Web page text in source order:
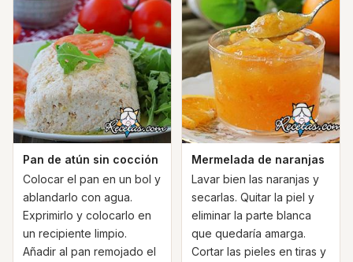
Pan de atún sin cocción
Colocar el pan en un bol y
ablandarlo con agua.
Exprimirlo y colocarlo en
un recipiente limpio.
Añadir al pan remojado el
Mermelada de naranjas
Lavar bien las naranjas y
secarlas. Quitar la piel y
eliminar la parte blanca
que quedaría amarga.
Cortar las pieles en tiras y